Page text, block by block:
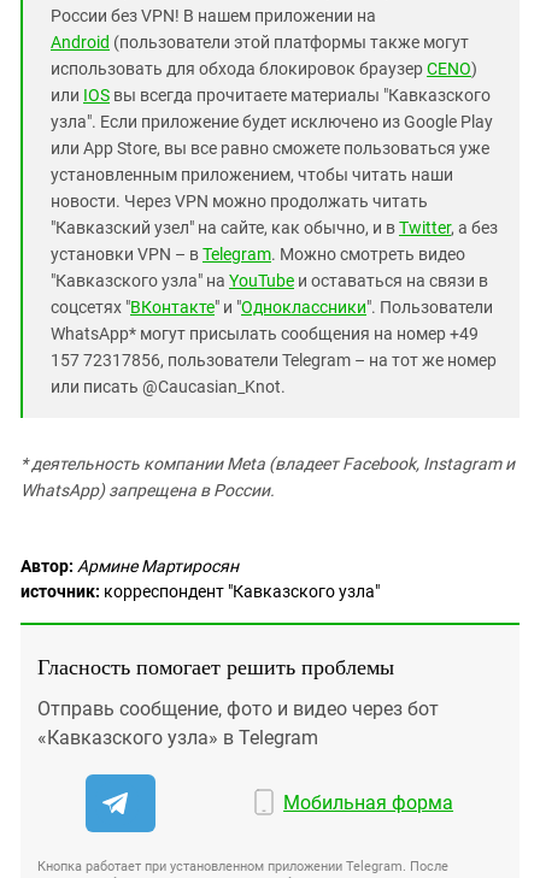
России без VPN! В нашем приложении на
Android (пользователи этой платформы также могут
использовать для обхода блокировок браузерCENO)
или IOS вы всегда прочитаете материалы "Кавказского
узла". Если приложение будет исключено из Google Play
или App Store, вы все равно сможете пользоваться уже
установленным приложением, чтобы читать наши
новости. Через VPN можно продолжать читать
"Кавказский узел" на сайте, как обычно, и вTwitter, а без
установки VPN – вTelegram. Можно смотреть видео
"Кавказского узла" на YouTube и оставаться на связи в
соцсетях "ВКонтакте" и "Одноклассники". Пользователи
WhatsApp* могут присылать сообщения на номер +49
157 72317856, пользователи Telegram – на тот же номер
или писать @Caucasian_Knot.
* деятельность компании Meta (владеет Facebook, Instagram и
WhatsApp) запрещена в России.
Автор: Армине Мартиросян
источник: корреспондент "Кавказского узла"
Гласность помогает решить проблемы
Отправь сообщение, фото и видео через бот
«Кавказского узла» в Telegram
Мобильная форма
Кнопка работает при установленном приложении Telegram. После